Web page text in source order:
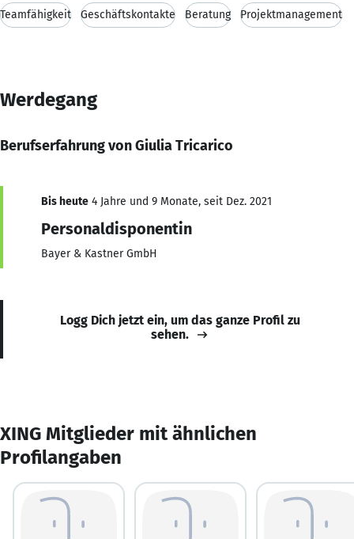
Teamfähigkeit Geschäftskontakte Beratung Projektmanagement
Werdegang
Berufserfahrung von Giulia Tricarico
Bis heute 4 Jahre und 9 Monate, seit Dez. 2021
Personaldisponentin
Bayer & Kastner GmbH
Logg Dich jetzt ein, um das ganze Profil zu
sehen.
XING Mitglieder mit ähnlichen
Profilangaben